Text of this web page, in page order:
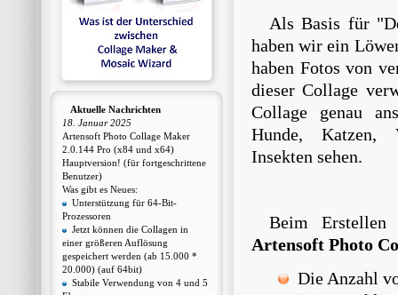
Aktuelle Nachrichten
18. Januar 2025
Artensoft Photo Collage Maker
2.0.144 Pro (x84 und x64)
Hauptversion! (für fortgeschrittene
Benutzer)
Was gibt es Neues:
Unterstützung für 64-Bit-
Prozessoren
Jetzt können die Collagen in
einer größeren Auflösung
gespeichert werden (ab 15.000 *
20.000) (auf 64bit)
Stabile Verwendung von 4 und 5
Als Basis für
haben wir ein
haben Fotos von
dieser Collage
Collage genau
Hunde, Katzen,
Insekten sehen.
Beim Erstellen
Artensoft Photo
Die Anzahl